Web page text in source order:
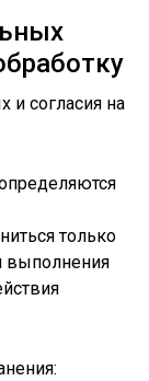
только
выполнения